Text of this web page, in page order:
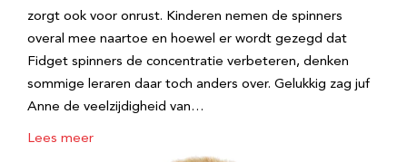
zorgt ook voor onrust. Kinderen nemen de spinners
overal mee naartoe en hoewel er wordt gezegd dat
Fidget spinners de concentratie verbeteren, denken
sommige leraren daar toch anders over. Gelukkig zag juf
Anne de veelzijdigheid van…
Lees meer